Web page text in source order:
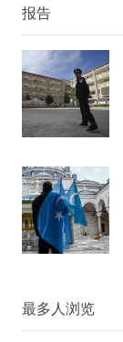
报告
最多人浏览